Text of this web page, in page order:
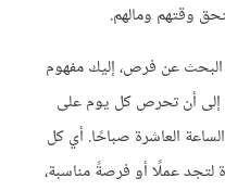
وقتهم ومالهم.
عن فرص، إليك مفهوم
إلى أن تحرص كل يوم على
العاشرة صباحًا. أي كل
عملًا أو فرصةً مناسبة،